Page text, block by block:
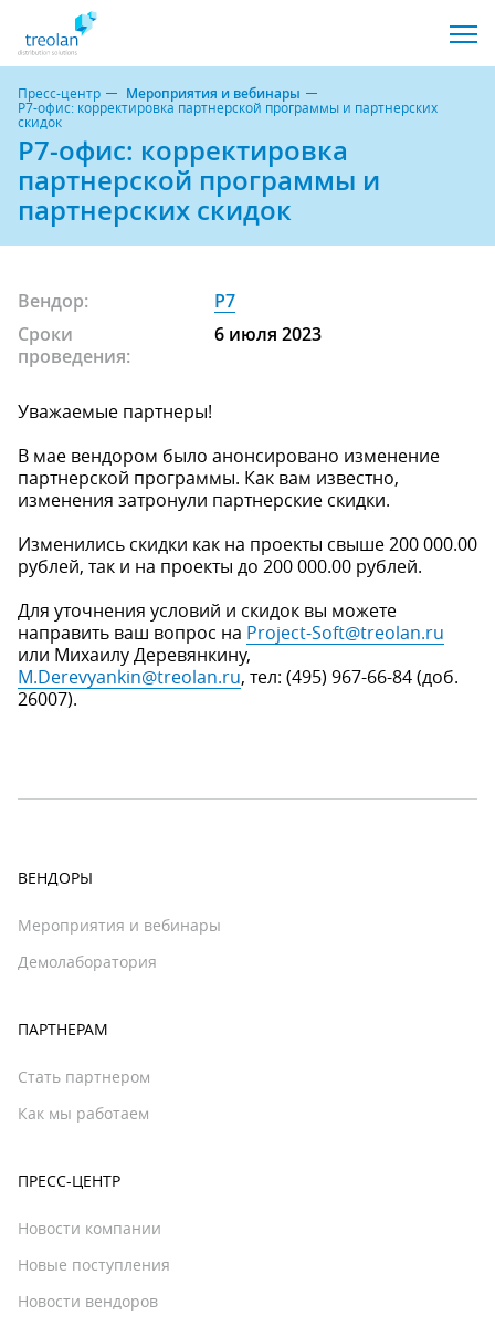
Пресс-центр Мероприятия и вебинары
Р7-офис: корректировка партнерской программы и партнерских
скидок
Р7-офис: корректировка
партнерской программы и
партнерских скидок
Вендор:
Р7
Сроки
проведения:
6 июля 2023
Уважаемые партнеры!
В мае вендором было анонсировано изменение
партнерской программы. Как вам известно,
изменения затронули партнерские скидки.
Изменились скидки как на проекты свыше 200 000.00
рублей, так и на проекты до 200 000.00 рублей.
Для уточнения условий и скидок вы можете
направить ваш вопрос на Project-Soft@treolan.ru
или Михаилу Деревянкину,
M.Derevyankin@treolan.ru, тел: (495) 967-66-84 (доб.
26007).
ВЕНДОРЫ
Мероприятия и вебинары
Демолаборатория
ПАРТНЕРАМ
Стать партнером
Как мы работаем
ПРЕСС-ЦЕНТР
Новости компании
Новые поступления
Новости вендоров